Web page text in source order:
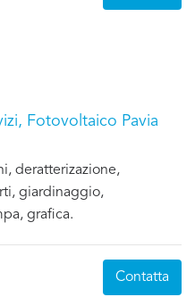
Fotovoltaico Pavia
deratterizazione,
giardinaggio,
grafica.
Contatta